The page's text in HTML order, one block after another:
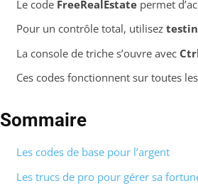
Le code FreeRealEstatepermet
Pour un contrôle total, utilisez
La console de triche s’ouvre avec
Ces codes fonctionnent sur toutes
Sommaire
Les codes de base pour l’argent
Les trucs de pro pour gérer sa